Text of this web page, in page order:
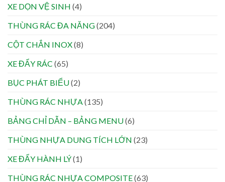
XE DỌN VỆ SINH (4)
THÙNG RÁC ĐA NĂNG(204)
CỘT CHẮN INOX(8)
XE ĐẨY RÁC (65)
BỤC PHÁT BIỂU(2)
THÙNG RÁC NHỰA (135)
BẢNG CHỈ DẪN – BẢNG MENU(6)
THÙNG NHỰA DUNG TÍCH LỚN (23)
XE ĐẨY HÀNH LÝ(1)
THÙNG RÁC NHỰA COMPOSITE(63)